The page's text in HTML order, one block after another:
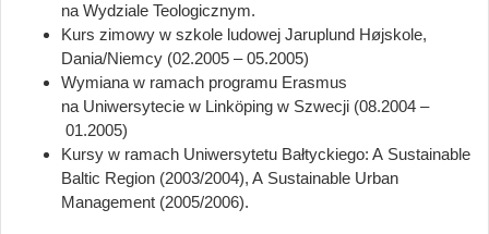
na Wydziale Teologicznym.
Kurs zimowy w szkole ludowej Jaruplund Højskole,
Dania/Niemcy (02.2005 – 05.2005)
Wymiana w ramach programu Erasmus
na Uniwersytecie w Linköping w Szwecji (08.2004 –
01.2005)
Kursy w ramach Uniwersytetu Bałtyckiego: A Sustainable
Baltic Region (2003/2004), A Sustainable Urban
Management (2005/2006).